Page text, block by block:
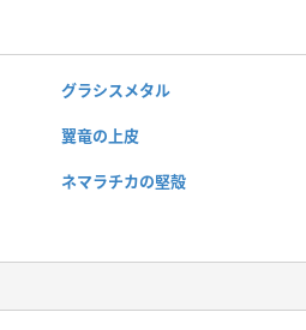
グラシスメタル
翼竜の上皮
ネマラチカの堅殻